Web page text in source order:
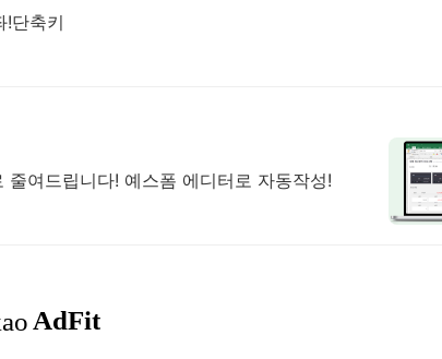
!단축키
여드립니다! 예스폼 에디터로 자동작성!